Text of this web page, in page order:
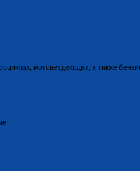
мотовездеходах, а также